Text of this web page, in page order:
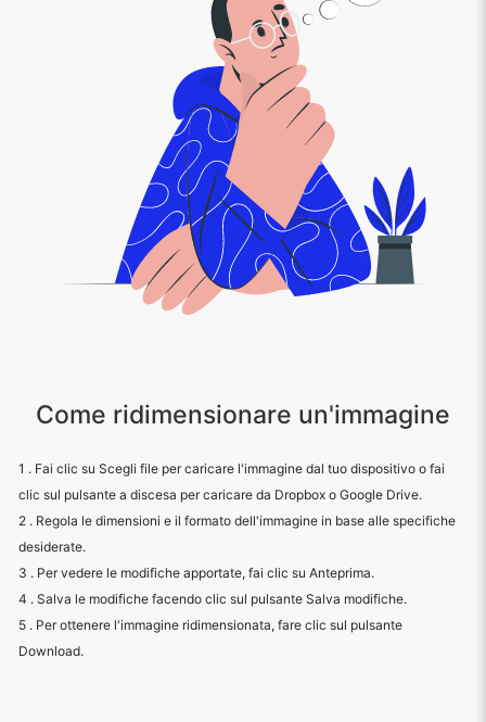
Come ridimensionare un'immagine
1 . Fai clic su Scegli file per caricare l'immagine dal tuo dispositivo o fai
clic sul pulsante a discesa per caricare da Dropbox o Google Drive.
2 . Regola le dimensioni e il formato dell'immagine in base alle specifiche
desiderate.
3 . Per vedere le modifiche apportate, fai clic su Anteprima.
4 . Salva le modifiche facendo clic sul pulsante Salva modifiche.
5 . Per ottenere l'immagine ridimensionata, fare clic sul pulsante
Download.